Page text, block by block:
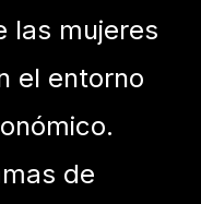
las mujeres
el entorno
de